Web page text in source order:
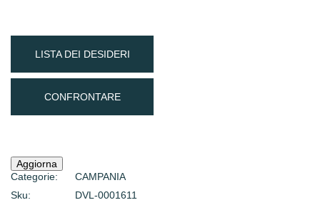
LISTA DEI DESIDERI
CONFRONTARE
Categorie:
CAMPANIA
Sku:
DVL-0001611